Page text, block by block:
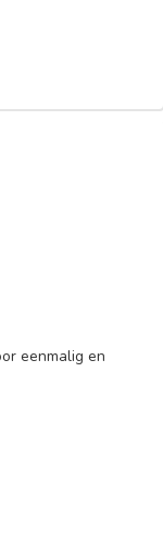
eenmalig en